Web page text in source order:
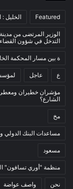
بيئة
ثقافة
أدب وشعر
بروفايل
تربية وتعليم
فلسفة
فنون
Featured الخليل :
الوزير المرتضى من
التدخل في شؤون القضاء
ة بين مسار المحكمة
ع عاجل
مؤشران خطيران ومعطى
الشارع؟
مخ
مساعدات البنك الدولي
مسعود
منظمة "أوري تسافون"
نحن واصف عواضة